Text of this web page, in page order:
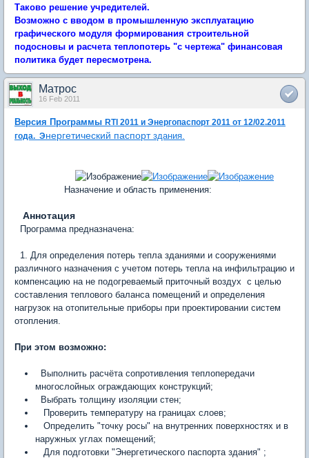
Таково решение учредителей.
Возможно с вводом в промышленную эксплуатацию
графического модуля формирования строительной
подосновы и расчета теплопотерь "с чертежа" финансовая
политика будет пересмотрена.
Матрос
16 Feb 2011
Версия Программы RTI 2011 и Энергопаспорт 2011 от 12/02.2011
года. Энергетический паспортздания.
Назначение и область применения:
Аннотация
Программа предназначена:
1. Для определения потерь тепла зданиями и сооружениями
различного назначения с учетом потерь тепла на инфильтрацию и
компенсацию на не подогреваемый приточный воздух с целью
составления теплового баланса помещений и определения
нагрузок на отопительные приборы при проектировании систем
отопления.
При этом возможно:
Выполнить расчёта сопротивления теплопередачи
многослойных ограждающих конструкций;
Выбрать толщину изоляции стен;
Проверить температуру на границах слоев;
Определить "точку росы" на внутренних поверхностях и в
наружных углах помещений;
Для подготовки "Энергетического паспорта здания" ;